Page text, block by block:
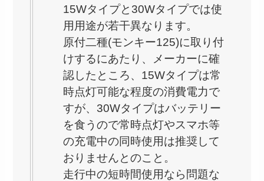
15Wタイプと30Wタイプでは使
用用途が若干異なります。
原付二種(モンキー125)に取り付
けするにあたり、メーカーに確
認したところ、15Wタイプは常
時点灯可能な程度の消費電力で
すが、30Wタイプはバッテリー
を食うので常時点灯やスマホ等
の充電中の同時使用は推奨して
おりませんとのこと。
走行中の短時間使用なら問題な